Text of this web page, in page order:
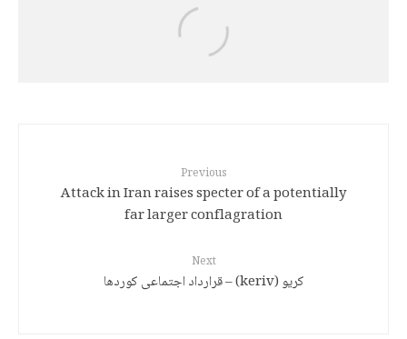
Previous
Attack in Iran raises specter of a potentially
far larger conflagration
Next
كريو (keriv) – قرارداد اجتماعی کوردها